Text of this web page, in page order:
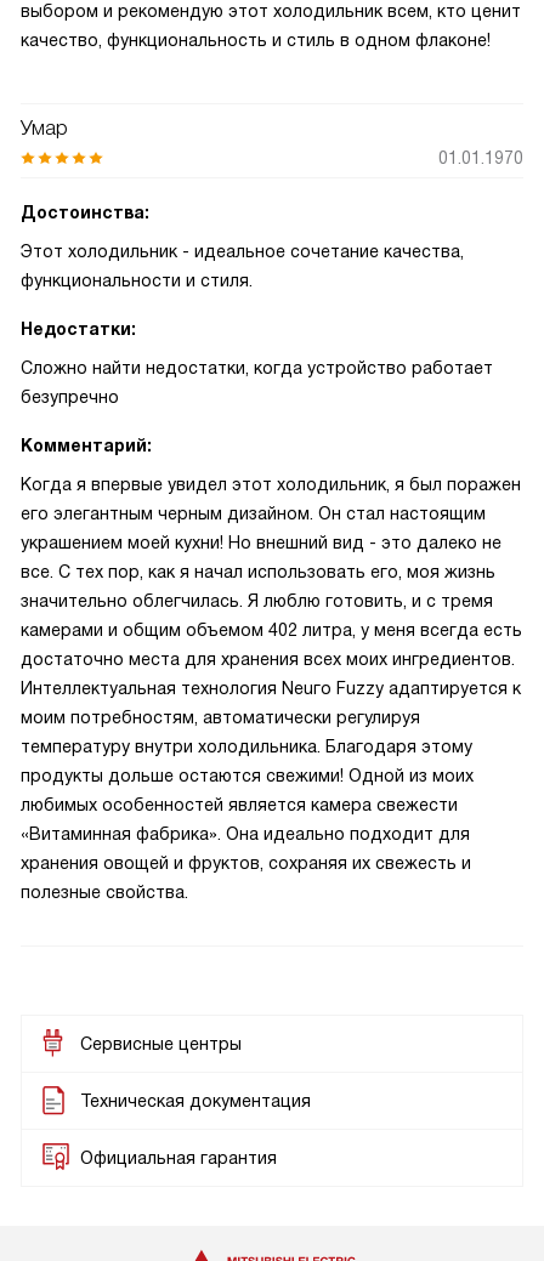
выбором и рекомендую этот холодильник всем, кто ценит
качество, функциональность и стиль в одном флаконе!
Умар
01.01.1970
Достоинства:
Этот холодильник - идеальное сочетание качества,
функциональности и стиля.
Недостатки:
Сложно найти недостатки, когда устройство работает
безупречно
Комментарий:
Когда я впервые увидел этот холодильник, я был поражен
его элегантным черным дизайном. Он стал настоящим
украшением моей кухни! Но внешний вид - это далеко не
все. С тех пор, как я начал использовать его, моя жизнь
значительно облегчилась. Я люблю готовить, и с тремя
камерами и общим объемом 402 литра, у меня всегда есть
достаточно места для хранения всех моих ингредиентов.
Интеллектуальная технология Neuго Fuzzy адаптируется к
моим потребностям, автоматически регулируя
температуру внутри холодильника. Благодаря этому
продукты дольше остаются свежими! Одной из моих
любимых особенностей является камера свежести
«Витаминная фабрика». Она идеально подходит для
хранения овощей и фруктов, сохраняя их свежесть и
полезные свойства.
Сервисные центры
Техническая документация
Официальная гарантия